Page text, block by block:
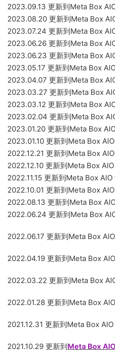
2023.09.13 更新到Meta Box
2023.08.20 更新到Meta Box
2023.07.24 更新到Meta Box
2023.06.26 更新到Meta Box
2023.06.23 更新到Meta Box
2023.05.17 更新到Meta Box
2023.04.07 更新到Meta Box
2023.03.27 更新到Meta Box
2023.03.12 更新到Meta Box AIO
2023.02.04 更新到Meta Box
2023.01.20 更新到Meta Box
2023.01.10 更新到Meta Box AIO
2022.12.21 更新到Meta Box AIO
2022.12.10 更新到Meta Box AIO
2022.11.15 更新到Meta Box AIO
2022.10.01 更新到Meta Box AIO
2022.08.13 更新到Meta Box
2022.06.24 更新到Meta Box
2022.06.17 更新到Meta Box AIO
2022.04.19 更新到Meta Box
2022.03.22 更新到Meta Box
2022.01.28 更新到Meta Box
2021.12.31 更新到Meta Box AIO
2021.10.29 更新到Meta Box